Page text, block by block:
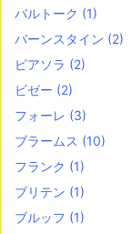
バルトーク (1)
バーンスタイン (2)
ピアソラ (2)
ビゼー (2)
フォーレ (3)
ブラームス (10)
フランク (1)
ブリテン (1)
ブルッフ (1)